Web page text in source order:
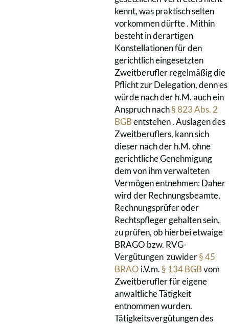
kennt, was praktisch selten
vorkommen dürfte . Mithin
besteht in derartigen
Konstellationen für den
gerichtlich eingesetzten
Zweitberufler regelmäßig die
Pflicht zur Delegation, denn es
würde nach der h.M. auch ein
Anspruch nach§ 823 Abs. 2
BGBentstehen . Auslagen des
Zweitberuflers, kann sich
dieser nach der h.M. ohne
gerichtliche Genehmigung
dem von ihm verwalteten
Vermögen entnehmen: Daher
wird der Rechnungsbeamte,
Rechnungsprüfer oder
Rechtspfleger gehalten sein,
zu prüfen, ob hierbei etwaige
BRAGO bzw. RVG-
Vergütungen zuwider§ 45
BRAO i.V.m. § 134 BGBvom
Zweitberufler für eigene
anwaltliche Tätigkeit
entnommen wurden.
Tätigkeitsvergütungen des